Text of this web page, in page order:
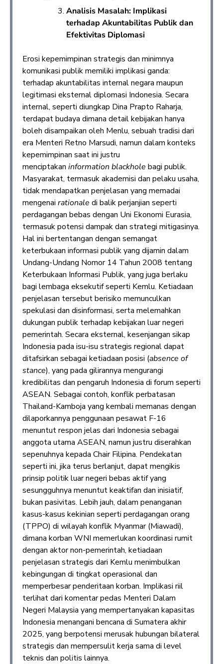
Analisis Masalah: Implikasi
terhadap Akuntabilitas Publik dan
Efektivitas Diplomasi
Erosi kepemimpinan strategis dan minimnya
komunikasi publik memiliki implikasi ganda:
terhadap akuntabilitas internal negara maupun
legitimasi eksternal diplomasi Indonesia. Secara
internal, seperti diungkap Dina Prapto Raharja,
terdapat budaya dimana detail kebijakan hanya
boleh disampaikan oleh Menlu, sebuah tradisi dari
era Menteri Retno Marsudi, namun dalam konteks
kepemimpinan saat ini justru
menciptakan information blackhole bagi publik.
Masyarakat, termasuk akademisi dan pelaku usaha,
tidak mendapatkan penjelasan yang memadai
mengenai rationale di balik perjanjian seperti
perdagangan bebas dengan Uni Ekonomi Eurasia,
termasuk potensi dampak dan strategi mitigasinya.
Hal ini bertentangan dengan semangat
keterbukaan informasi publik yang dijamin dalam
Undang-Undang Nomor 14 Tahun 2008 tentang
Keterbukaan Informasi Publik, yang juga berlaku
bagi lembaga eksekutif seperti Kemlu. Ketiadaan
penjelasan tersebut berisiko memunculkan
spekulasi dan disinformasi, serta melemahkan
dukungan publik terhadap kebijakan luar negeri
pemerintah. Secara eksternal, kesenjangan sikap
Indonesia pada isu-isu strategis regional dapat
ditafsirkan sebagai ketiadaan posisi (absence of
stance), yang pada gilirannya mengurangi
kredibilitas dan pengaruh Indonesia di forum seperti
ASEAN. Sebagai contoh, konflik perbatasan
Thailand-Kamboja yang kembali memanas dengan
dilaporkannya penggunaan pesawat F-16
menuntut respon jelas dari Indonesia sebagai
anggota utama ASEAN, namun justru diserahkan
sepenuhnya kepada Chair Filipina. Pendekatan
seperti ini, jika terus berlanjut, dapat mengikis
prinsip politik luar negeri bebas aktif yang
sesungguhnya menuntut keaktifan dan inisiatif,
bukan pasivitas. Lebih jauh, dalam penanganan
kasus-kasus kekinian seperti perdagangan orang
(TPPO) di wilayah konflik Myanmar (Miawadi),
dimana korban WNI memerlukan koordinasi rumit
dengan aktor non-pemerintah, ketiadaan
penjelasan strategis dari Kemlu menimbulkan
kebingungan di tingkat operasional dan
memperbesar penderitaan korban. Implikasi riil
terlihat dari komentar pedas Menteri Dalam
Negeri Malaysia yang mempertanyakan kapasitas
Indonesia menangani bencana di Sumatera akhir
2025, yang berpotensi merusak hubungan bilateral
strategis dan mempersulit kerja sama di level
teknis dan politis lainnya.